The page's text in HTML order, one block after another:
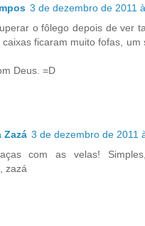
3 de dezembro de 2011
o fôlego depois de ver
caixas ficaram muito fofas, um
Deus. =D
Zazá 3 de dezembro de 2011
com as velas!
zazá